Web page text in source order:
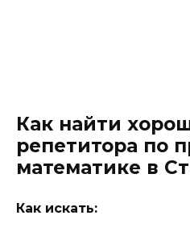
Как найти
репетитора по
математике в
Как искать: